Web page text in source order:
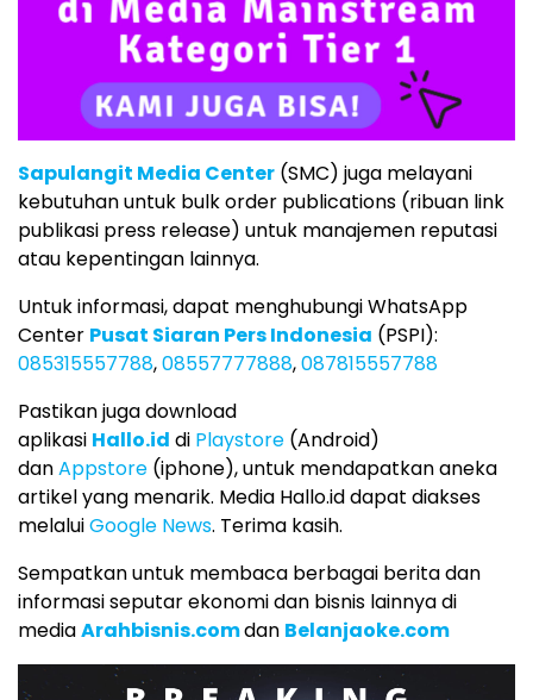
Sapulangit Media Center (SMC) juga melayani
kebutuhan untuk bulk order publications (ribuan link
publikasi press release) untuk manajemen reputasi
atau kepentingan lainnya.
Untuk informasi, dapat menghubungi WhatsApp
Center Pusat Siaran Pers Indonesia (PSPI):
085315557788,08557777888,087815557788
Pastikan juga download
aplikasi Hallo.id di Playstore (Android)
danAppstore (iphone), untuk mendapatkan aneka
artikel yang menarik. Media Hallo.id dapat diakses
melaluiGoogle News. Terima kasih.
Sempatkan untuk membaca berbagai berita dan
informasi seputar ekonomi dan bisnis lainnya di
mediaArahbisnis.comdan Belanjaoke.com